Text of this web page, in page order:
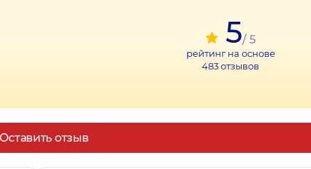
5/ 5
рейтинг на основе
483отзывов
Оставить отзыв